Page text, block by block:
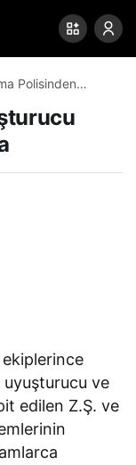
Polisinden
uyuşturucu ve
edilen Z.Ş. ve
0 Paylaş